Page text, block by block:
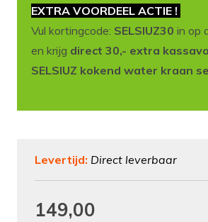
EXTRA VOORDEEL ACTIE !
Vul kortingcode: SELSIUZ30 in op
en krijg direct 30,- extra
SELSIUZ kokend water kraan
Levertijd: Direct leverbaar
149,00